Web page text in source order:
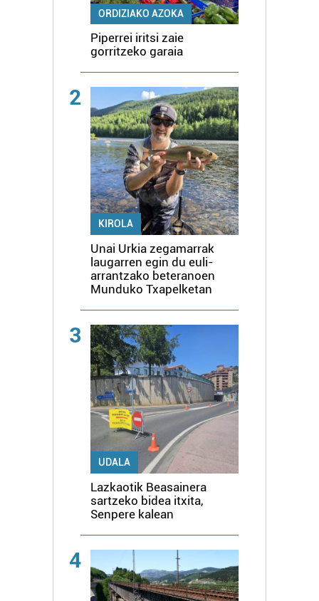
ORDIZIAKO AZOKA
Piperrei iritsi zaie
gorritzeko garaia
2
KIROLA
Unai Urkia zegamarrak
laugarren egin du euli-
arrantzako beteranoen
Munduko Txapelketan
3
UDALA
Lazkaotik Beasainera
sartzeko bidea itxita,
Senpere kalean
4